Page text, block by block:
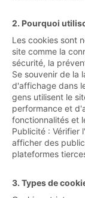
2. Pourquoi
Les cookies sont
site comme la
sécurité, la
Se souvenir de la
d'affichage dans
gens utilisent le
performance et
fonctionnalités et
Publicité : Vérifier
afficher des
plateformes
3. Types de